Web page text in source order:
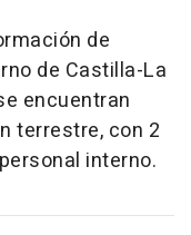
de
de Castilla-La
encuentran
terrestre, con 2
interno.